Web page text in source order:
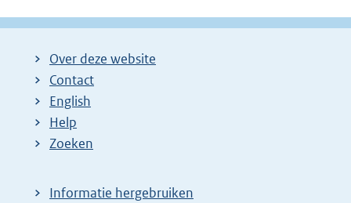
r
g
Over deze website
Contact
English
Help
Zoeken
Informatie hergebruiken